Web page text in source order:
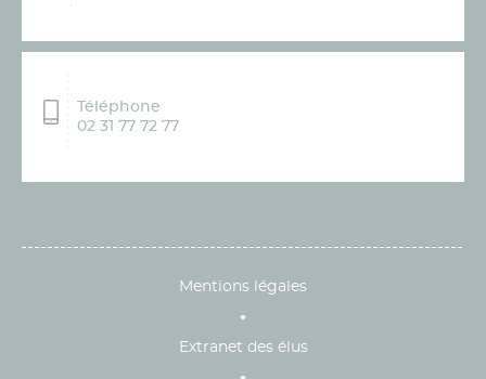
Téléphone
02 31 77 72 77
Mentions légales
Extranet des élus